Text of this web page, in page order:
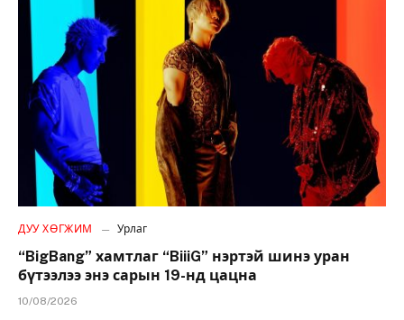
ДУУ ХӨГЖИМ Урлаг
“BigBang” хамтлаг “BiiiG” нэртэй шинэ уран
бүтээлээ энэ сарын 19-нд цацна
10/08/2026